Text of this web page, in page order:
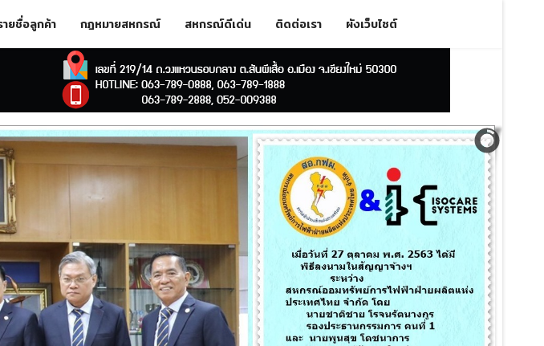
ายชื่อลูกค้า กฎหมายสหกรณ์ สหกรณ์ดีเด่น ติดต่อเรา ผังเว็บไซต์